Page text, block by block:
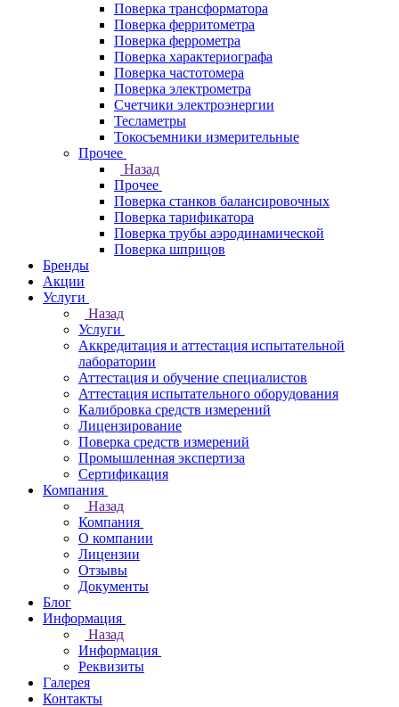
Поверка трансформатора
Поверка ферритометра
Поверка феррометра
Поверка характериографа
Поверка частотомера
Поверка электрометра
Счетчики электроэнергии
Тесламетры
Токосъемники измерительные
Прочее
Назад
Прочее
Поверка станков балансировочных
Поверка тарификатора
Поверка трубы аэродинамической
Поверка шприцов
Бренды
Акции
Услуги
Назад
Услуги
Аккредитация и аттестация испытательной
лаборатории
Аттестация и обучение специалистов
Аттестация испытательного оборудования
Калибровка средств измерений
Лицензирование
Поверка средств измерений
Промышленная экспертиза
Сертификация
Компания
Назад
Компания
О компании
Лицензии
Отзывы
Документы
Блог
Информация
Назад
Информация
Реквизиты
Галерея
Контакты